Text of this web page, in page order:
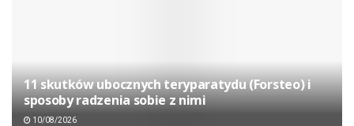
11 skutków ubocznych teryparatydu (Forsteo) i
sposoby radzenia sobie z nimi
10/08/2026